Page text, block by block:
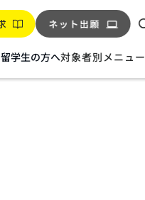
留学生の方へ対象者別メニュー